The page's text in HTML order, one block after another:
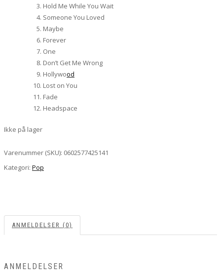
Hold Me While You Wait
Someone You Loved
Maybe
Forever
One
Don’t Get Me Wrong
Hollywood
Lost on You
Fade
Headspace
Ikke på lager
Varenummer (SKU): 0602577425141
Kategori: Pop
ANMELDELSER (0)
ANMELDELSER